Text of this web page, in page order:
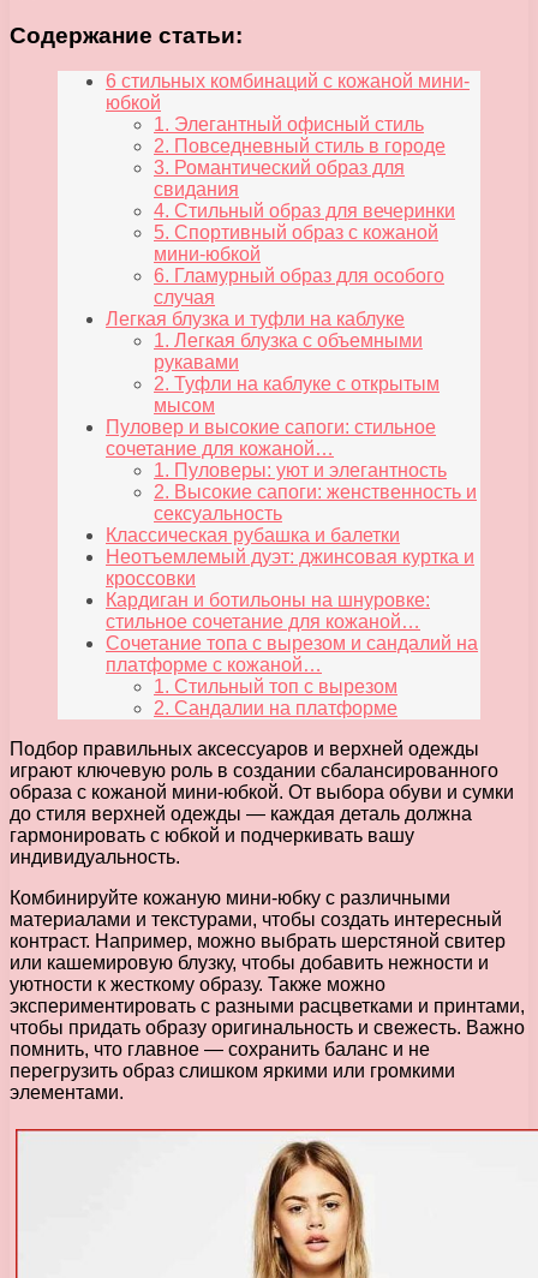
Содержание статьи:
6 стильных комбинаций с кожаной мини-
юбкой
1. Элегантный офисный стиль
2. Повседневный стиль в городе
3. Романтический образ для
свидания
4. Стильный образ для вечеринки
5. Спортивный образ с кожаной
мини-юбкой
6. Гламурный образ для особого
случая
Легкая блузка и туфли на каблуке
1. Легкая блузка с объемными
рукавами
2. Туфли на каблуке с открытым
мысом
Пуловер и высокие сапоги: стильное
сочетание для кожаной…
1. Пуловеры: уют и элегантность
2. Высокие сапоги: женственность и
сексуальность
Классическая рубашка и балетки
Неотъемлемый дуэт: джинсовая куртка и
кроссовки
Кардиган и ботильоны на шнуровке:
стильное сочетание для кожаной…
Сочетание топа с вырезом и сандалий на
платформе с кожаной…
1. Стильный топ с вырезом
2. Сандалии на платформе
Подбор правильных аксессуаров и верхней одежды
играют ключевую роль в создании сбалансированного
образа с кожаной мини-юбкой. От выбора обуви и сумки
до стиля верхней одежды — каждая деталь должна
гармонировать с юбкой и подчеркивать вашу
индивидуальность.
Комбинируйте кожаную мини-юбку с различными
материалами и текстурами, чтобы создать интересный
контраст. Например, можно выбрать шерстяной свитер
или кашемировую блузку, чтобы добавить нежности и
уютности к жесткому образу. Также можно
экспериментировать с разными расцветками и принтами,
чтобы придать образу оригинальность и свежесть. Важно
помнить, что главное — сохранить баланс и не
перегрузить образ слишком яркими или громкими
элементами.